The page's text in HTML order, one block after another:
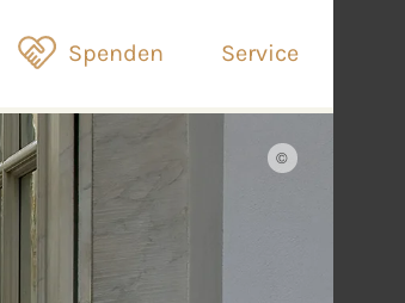
Spenden Service
©